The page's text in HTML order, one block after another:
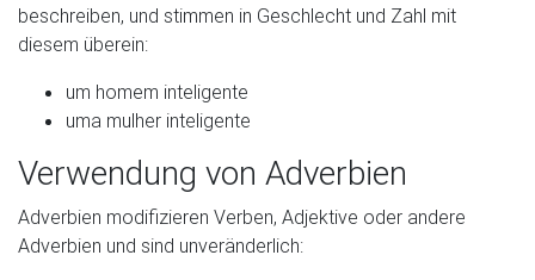
beschreiben, und stimmen in Geschlecht und Zahl mit
diesem überein:
um homem inteligente
uma mulher inteligente
Verwendung von Adverbien
Adverbien modifizieren Verben, Adjektive oder andere
Adverbien und sind unveränderlich: